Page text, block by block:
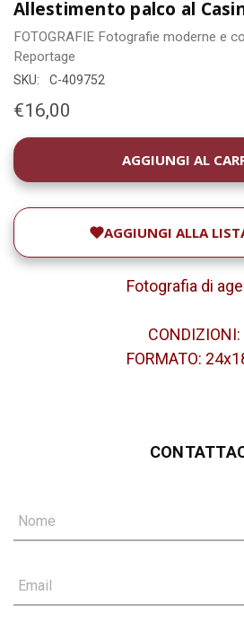
Allestimento palco al
FOTOGRAFIE Fotografie moderne e
Reportage
SKU: C-409752
€16,00
DISPONIBILITÀ
ATTUALE:
AGGIUNGI ALLA
Fotografia di
CONDIZIONI:
FORMATO:
Nome
Email